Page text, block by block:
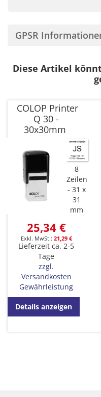
GPSR
Diese Artikel
COLOP Printer
Q 30 -
30x30mm
8
Zeilen
31 x
31
mm
25,34 €
21,29 €
Lieferzeit ca. 2-5
Tage
zzgl.
Versandkosten
Gewährleistung
Details anzeigen